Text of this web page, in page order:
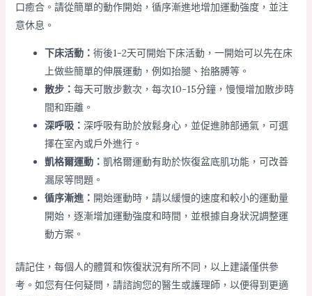
口癒合。請從簡單的動作開始，循序漸進地增加運動強度，並注
意休息。
下床活動： 術後1-2天可開始下床活動，一開始可以先在床
上做些簡單的伸展運動，例如抬腿、抬胳膊等。
散步： 每天可散步數次，每次10-15分鐘，慢慢增加散步時
間和距離。
深呼吸： 深呼吸有助於放鬆身心，並促進肺部通氣，可選
擇在室內或戶外進行。
凱格爾運動： 凱格爾運動有助於恢復盆底肌功能，可改善
漏尿等問題。
循序漸進： 開始運動時，請以緩慢的速度和較小的運動量
開始，逐漸增加運動強度和時間，並根據自身狀況調整運
動方案。
請記住，每個人的體質和恢復狀況有所不同，以上建議僅供參
考。如您有任何疑問，請諮詢您的醫生或護理師，以便得到更適